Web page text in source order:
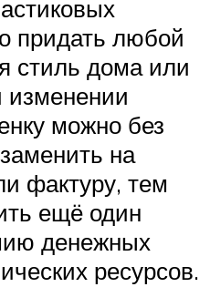
придать любой
стиль дома или
изменении
можно без
на
фактуру, тем
ещё один
денежных
ресурсов.